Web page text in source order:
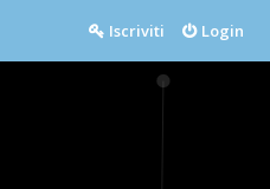
Login
Iscriviti